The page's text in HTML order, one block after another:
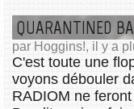
QUARANTINED
par Hoggins!, il y a
C'est toute une
voyons débouler
RADIOM ne